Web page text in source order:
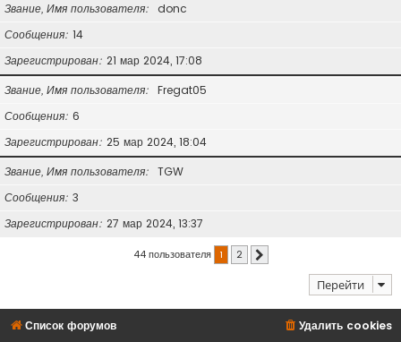
Звание, Имя пользователя
donc
Сообщения 14
Зарегистрирован 21 мар 2024, 17:08
Звание, Имя пользователя
Fregat05
Сообщения 6
Зарегистрирован 25 мар 2024, 18:04
Звание, Имя пользователя
TGW
Сообщения 3
Зарегистрирован 27 мар 2024, 13:37
44 пользователя 1 2
Перейти
Список форумов Удалить cookies